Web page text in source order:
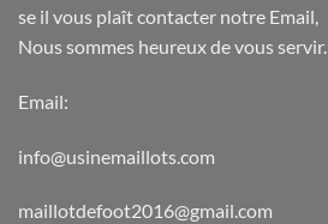
se il vous plaît contacter notre Email,
Nous sommes heureux de vous servir.
Email:
info@usinemaillots.com
maillotdefoot2016@gmail.com